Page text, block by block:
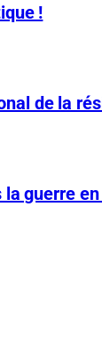
!
de la
guerre